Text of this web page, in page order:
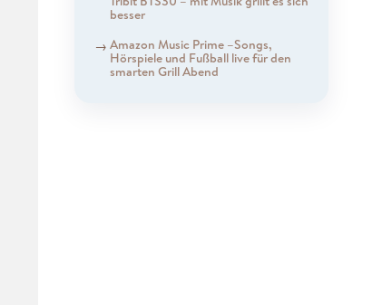
besser
Amazon Music Prime –Songs,
Hörspiele und Fußball live für den
smarten Grill Abend